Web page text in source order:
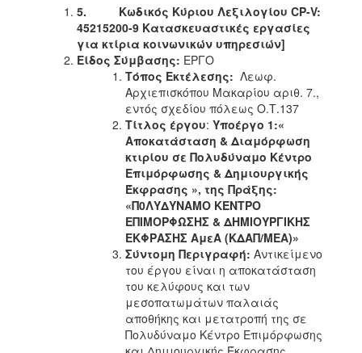
5. Κωδικός Κύριου Λεξιλογίου CP-V:
45215200-9 Κατασκευαστικές εργασίες
για κτίρια κοινωνικών υπηρεσιών]
Είδος Σύμβασης: ΕΡΓΟ
Τόπος Εκτέλεσης: Λεωφ.
Αρχιεπισκόπου Μακαρίου αριθ. 7.,
εντός σχεδίου πόλεως Ο.Τ.137
Τίτλος έργου: Υποέργο 1:«
Αποκατάσταση & Διαμόρφωση
κτιρίου σε Πολυδύναμο Κέντρο
Επιμόρφωσης & Δημιουργικής
Έκφρασης », της Πράξης:
«Π0ΛΥΔΥΝΑΜΟ ΚΕΝΤΡΟ
ΕΠΙΜΟΡΦΩΣΗΣ & ΔΗΜΙΟΥΡΓΙΚΗΣ
ΕΚΦΡΑΣΗΣ ΑμεΑ (ΚΔΑΠ/ΜΕΑ)»
Σύντομη Περιγραφή: Αντικείμενο
τoυ έργου είναι η αποκατάσταση
του κελύφους και των
μεσοπατωμάτων παλαιάς
αποθήκης και μετατροπή της σε
Πολυδύναμο Κέντρο Επιμόρφωσης